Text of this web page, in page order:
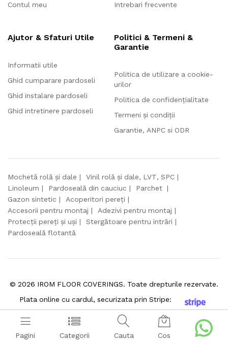
Pagini Categorii Cauta Cos
Contul meu
Intrebari frecvente
Ajutor & Sfaturi Utile
Informatii utile
Ghid cumparare pardoseli
Ghid instalare pardoseli
Ghid intretinere pardoseli
Politici & Termeni &
Garantie
Politica de utilizare a cookie-
urilor
Politica de confidențialitate
Termeni și condiții
Garantie, ANPC si ODR
Mochetă rolă și dale
Vinil rolă și dale, LVT, SPC
Linoleum
Pardoseală din cauciuc
Parchet
Gazon sintetic
Acoperitori pereți
Accesorii pentru montaj
Adezivi pentru montaj
Protecții pereți și uși
Stergătoare pentru intrări
Pardoseală flotantă
© 2026 IROM FLOOR COVERINGS. Toate drepturile rezervate.
Plata online cu cardul, securizata prin Stripe: